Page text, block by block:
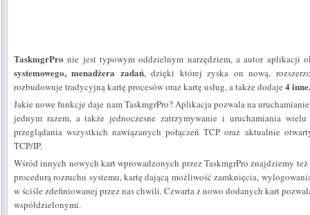
TaskmgrPro nie jest typowym oddzielnym narzędziem, a autor aplikacji
systemowego, menadżera zadań, dzięki której zyska on nową,
rozbudowuje tradycyjną kartę procesów oraz kartę usług, a także dodaje 4
Jakie nowe funkcje daje nam TaskmgrPro? Aplikacja pozwala na
jednym razem, a także jednoczesne zatrzymywanie i uruchamiania wielu
przeglądania wszystkich nawiązanych połączeń TCP oraz aktualnie
TCP/IP.
Wśród innych nowych kart wprowadzonych przez TaskmgrPro znajdziemy
procedurą rozruchu systemu, kartę dającą możliwość zamknięcia,
w ściśle zdefiniowanej przez nas chwili. Czwarta z nowo dodanych kart
współdzielonymi.